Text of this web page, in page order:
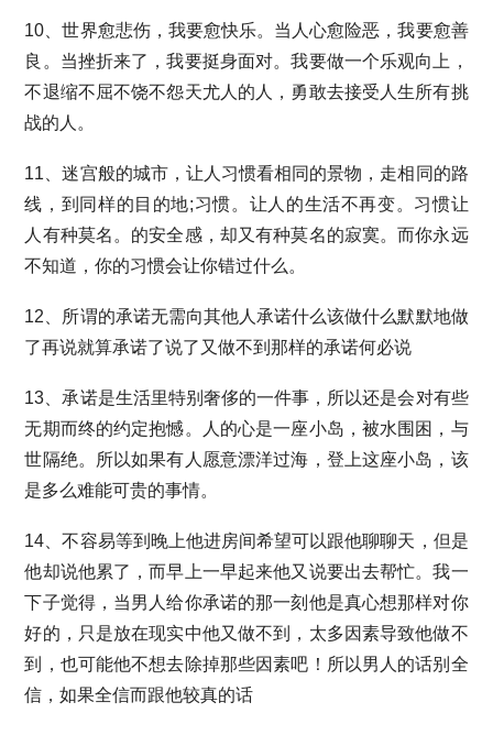
10、世界愈悲伤，我要愈快乐。当人心愈险恶，我要愈善
良。当挫折来了，我要挺身面对。我要做一个乐观向上，
不退缩不屈不饶不怨天尤人的人，勇敢去接受人生所有挑
战的人。
11、迷宫般的城市，让人习惯看相同的景物，走相同的路
线，到同样的目的地;习惯。让人的生活不再变。习惯让
人有种莫名。的安全感，却又有种莫名的寂寞。而你永远
不知道，你的习惯会让你错过什么。
12、所谓的承诺无需向其他人承诺什么该做什么默默地做
了再说就算承诺了说了又做不到那样的承诺何必说
13、承诺是生活里特别奢侈的一件事，所以还是会对有些
无期而终的约定抱憾。人的心是一座小岛，被水围困，与
世隔绝。所以如果有人愿意漂洋过海，登上这座小岛，该
是多么难能可贵的事情。
14、不容易等到晚上他进房间希望可以跟他聊聊天，但是
他却说他累了，而早上一早起来他又说要出去帮忙。我一
下子觉得，当男人给你承诺的那一刻他是真心想那样对你
好的，只是放在现实中他又做不到，太多因素导致他做不
到，也可能他不想去除掉那些因素吧！所以男人的话别全
信，如果全信而跟他较真的话